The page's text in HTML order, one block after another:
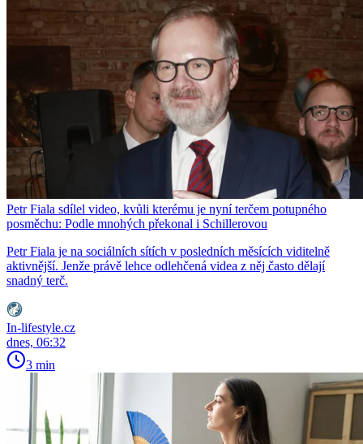
Petr Fiala sdílel video, kvůli kterému je nyní terčem potupného
posměchu: Podle mnohých překonal i Schillerovou
Petr Fiala je na sociálních sítích v posledních měsících viditelně
aktivnější. Jenže právě lehce odlehčená videa z něj často dělají
snadný terč.
In-lifestyle.cz
dnes, 06:32
3 min